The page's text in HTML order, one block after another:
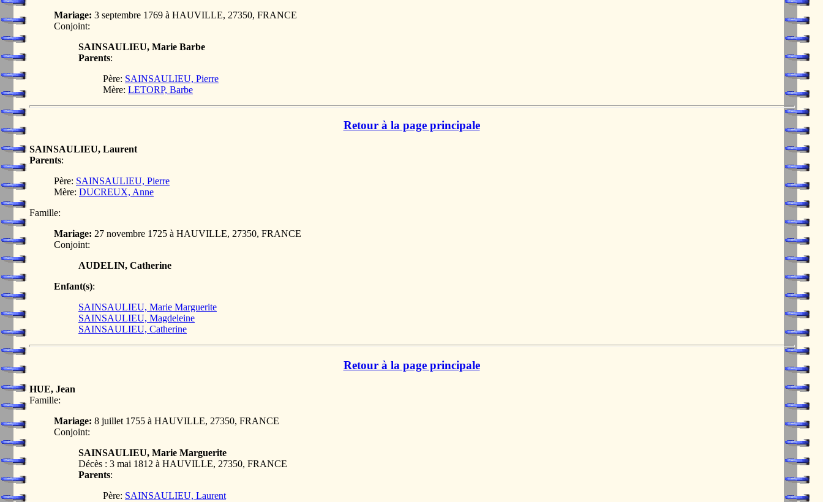
Mariage: 3 septembre 1769 à HAUVILLE, 27350, FRANCE
Conjoint:
SAINSAULIEU, Marie Barbe
Parents:
Père: SAINSAULIEU, Pierre
Mère: LETORP, Barbe
Retour à la page principale
SAINSAULIEU, Laurent
Parents:
Père: SAINSAULIEU, Pierre
Mère: DUCREUX, Anne
Famille:
Mariage: 27 novembre 1725 à HAUVILLE, 27350, FRANCE
Conjoint:
AUDELIN, Catherine
Enfant(s):
SAINSAULIEU, Marie Marguerite
SAINSAULIEU, Magdeleine
SAINSAULIEU, Catherine
Retour à la page principale
HUE, Jean
Famille:
Mariage: 8 juillet 1755 à HAUVILLE, 27350, FRANCE
Conjoint:
SAINSAULIEU, Marie Marguerite
Décès : 3 mai 1812 à HAUVILLE, 27350, FRANCE
Parents:
Père: SAINSAULIEU, Laurent